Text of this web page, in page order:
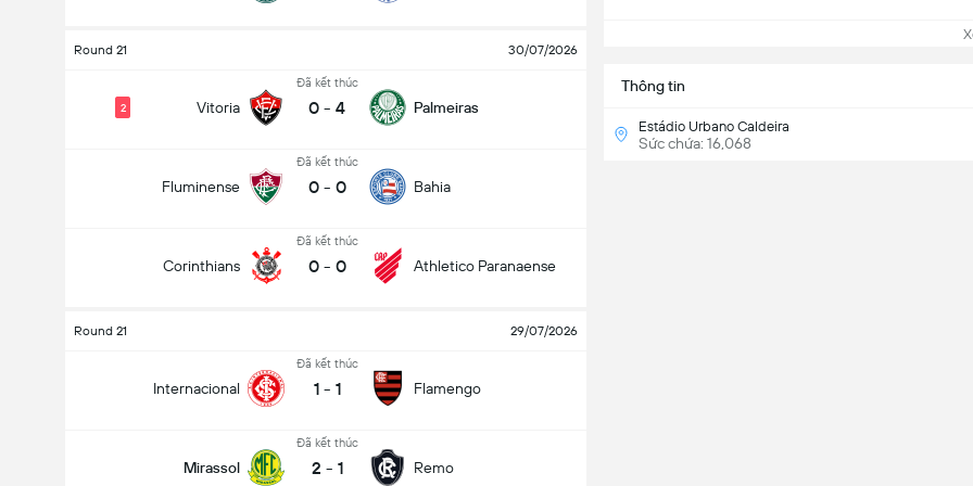
Round 21 30/07/2026
Vitoria
2
Đã kết thúc
0 - 4 Palmeiras
Fluminense
Đã kết thúc
0 - 0 Bahia
Corinthians
Đã kết thúc
0 - 0 Athletico Paranaense
Round 21 29/07/2026
Internacional
Đã kết thúc
1 - 1 Flamengo
Mirassol
Đã kết thúc
2 - 1 Remo
Thông tin
Estádio Urbano Caldeira
Sức chứa: 16,068